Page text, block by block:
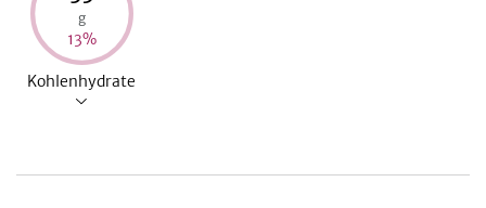
g
13%
Kohlenhydrate